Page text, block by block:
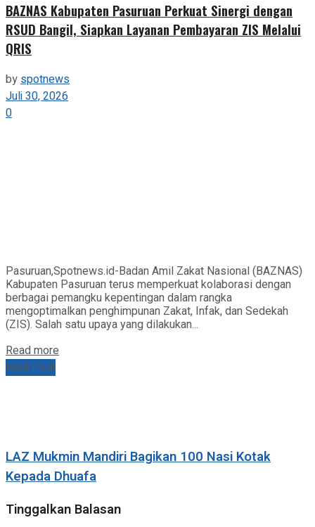
BAZNAS Kabupaten Pasuruan Perkuat Sinergi dengan
RSUD Bangil, Siapkan Layanan Pembayaran ZIS Melalui
QRIS
byspotnews
Juli 30, 2026
0
Pasuruan,Spotnews.id-Badan Amil Zakat Nasional (BAZNAS)
Kabupaten Pasuruan terus memperkuat kolaborasi dengan
berbagai pemangku kepentingan dalam rangka
mengoptimalkan penghimpunan Zakat, Infak, dan Sedekah
(ZIS). Salah satu upaya yang dilakukan...
Read more
Next Post
LAZ Mukmin Mandiri Bagikan 100 Nasi Kotak
Kepada Dhuafa
Tinggalkan Balasan